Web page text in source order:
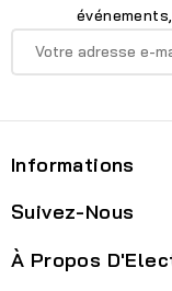
Informations
Suivez-Nous
À Propos